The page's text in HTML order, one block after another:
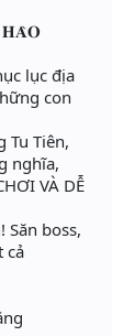
𝐇𝐀̀𝐎
lục địa
con
Tu Tiên,
nghĩa,
VÀ DỄ
Săn boss,
cả